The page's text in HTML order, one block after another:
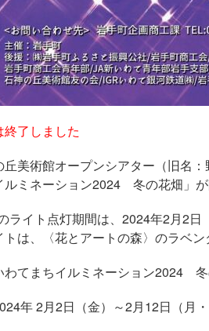
了しました
美術館オープンシアター（旧名
ルミネーション2024 冬の花畑」が
ライト点灯期間は、2024年2月2日
は、〈花とアートの森〉のラベン
てまちイルミネーション2024 冬
年 2月2日（金）～2月12日（月